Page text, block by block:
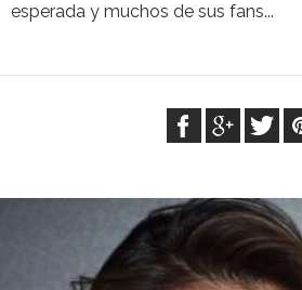
esperada y muchos de sus fans...